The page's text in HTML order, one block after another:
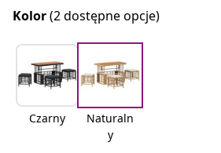
Kolor(2 dostępne opcje)
Czarny
Naturaln
y